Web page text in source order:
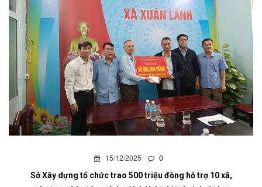
15/12/2025 0
Sở Xây dựng tổ chức trao 500 triệu đồng hỗ trợ 10 xã,